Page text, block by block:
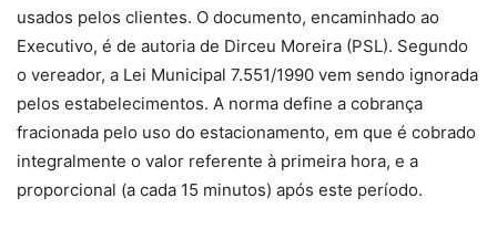
usados pelos clientes. O documento, encaminhado ao
Executivo, é de autoria de Dirceu Moreira (PSL). Segundo
o vereador, a Lei Municipal 7.551/1990 vem sendo ignorada
pelos estabelecimentos. A norma define a cobrança
fracionada pelo uso do estacionamento, em que é cobrado
integralmente o valor referente à primeira hora, e a
proporcional (a cada 15 minutos) após este período.